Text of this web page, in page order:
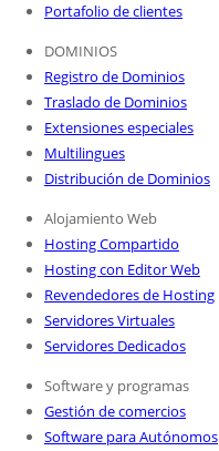
Portafolio de clientes
DOMINIOS
Registro de Dominios
Traslado de Dominios
Extensiones especiales
Multilingues
Distribución de Dominios
Alojamiento Web
Hosting Compartido
Hosting con Editor Web
Revendedores de Hosting
Servidores Virtuales
Servidores Dedicados
Software y programas
Gestión de comercios
Software para Autónomos